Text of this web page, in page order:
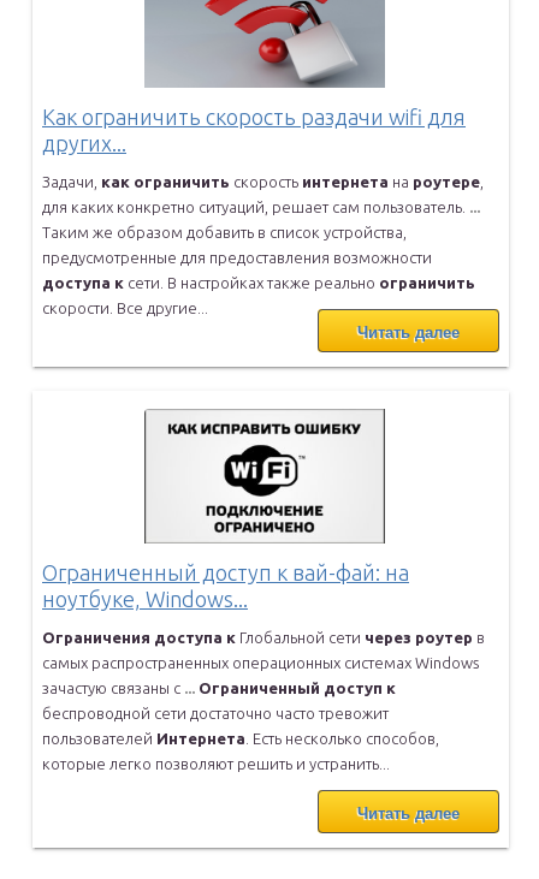
Как ограничить скорость раздачи wifi для
других...
Задачи, как ограничить скорость интернета на роутере
для каких конкретно ситуаций, решает сам пользователь.
Таким же образом добавить в список устройства,
предусмотренные для предоставления возможности
доступа к сети. В настройках также реально ограничить
скорости. Все другие...
Читать далее
Ограниченный доступ к вай-фай: на
ноутбуке, Windows...
Ограничения доступа к Глобальной сети через роутер в
самых распространенных операционных системах Windows
зачастую связаны с ... Ограниченный доступ к
беспроводной сети достаточно часто тревожит
пользователей Интернета . Есть несколько способов,
которые легко позволяют решить и устранить...
Читать далее